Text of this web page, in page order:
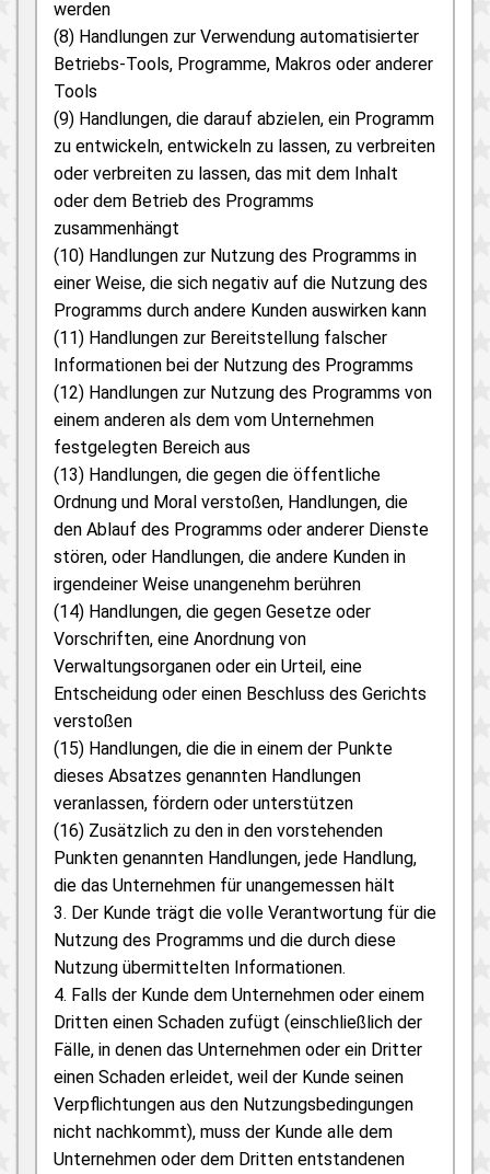
werden
(8) Handlungen zur Verwendung automatisierter
Betriebs-Tools, Programme, Makros oder anderer
Tools
(9) Handlungen, die darauf abzielen, ein Programm
zu entwickeln, entwickeln zu lassen, zu verbreiten
oder verbreiten zu lassen, das mit dem Inhalt
oder dem Betrieb des Programms
zusammenhängt
(10) Handlungen zur Nutzung des Programms in
einer Weise, die sich negativ auf die Nutzung des
Programms durch andere Kunden auswirken kann
(11) Handlungen zur Bereitstellung falscher
Informationen bei der Nutzung des Programms
(12) Handlungen zur Nutzung des Programms von
einem anderen als dem vom Unternehmen
festgelegten Bereich aus
(13) Handlungen, die gegen die öffentliche
Ordnung und Moral verstoßen, Handlungen, die
den Ablauf des Programms oder anderer Dienste
stören, oder Handlungen, die andere Kunden in
irgendeiner Weise unangenehm berühren
(14) Handlungen, die gegen Gesetze oder
Vorschriften, eine Anordnung von
Verwaltungsorganen oder ein Urteil, eine
Entscheidung oder einen Beschluss des Gerichts
verstoßen
(15) Handlungen, die die in einem der Punkte
dieses Absatzes genannten Handlungen
veranlassen, fördern oder unterstützen
(16) Zusätzlich zu den in den vorstehenden
Punkten genannten Handlungen, jede Handlung,
die das Unternehmen für unangemessen hält
3. Der Kunde trägt die volle Verantwortung für die
Nutzung des Programms und die durch diese
Nutzung übermittelten Informationen.
4. Falls der Kunde dem Unternehmen oder einem
Dritten einen Schaden zufügt (einschließlich der
Fälle, in denen das Unternehmen oder ein Dritter
einen Schaden erleidet, weil der Kunde seinen
Verpflichtungen aus den Nutzungsbedingungen
nicht nachkommt), muss der Kunde alle dem
Unternehmen oder dem Dritten entstandenen